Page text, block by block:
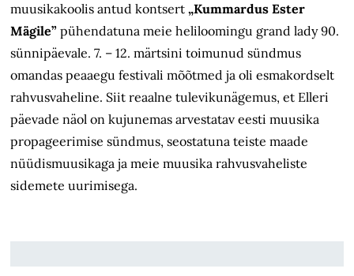
muusikakoolis antud kontsert„Kummardus Ester
Mägile” pühendatuna meie heliloomingu grand lady 90.
sünnipäevale. 7. – 12. märtsini toimunud sündmus
omandas peaaegu festivali mõõtmed ja oli esmakordselt
rahvusvaheline. Siit reaalne tulevikunägemus, et Elleri
päevade näol on kujunemas arvestatav eesti muusika
propageerimise sündmus, seostatuna teiste maade
nüüdismuusikaga ja meie muusika rahvusvaheliste
sidemete uurimisega.